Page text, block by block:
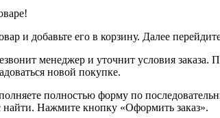
и добавьте его в корзину. Далее
менеджер и уточнит условия заказа.
новой покупке.
полностью форму по
найти. Нажмите кнопку «Оформить заказ».